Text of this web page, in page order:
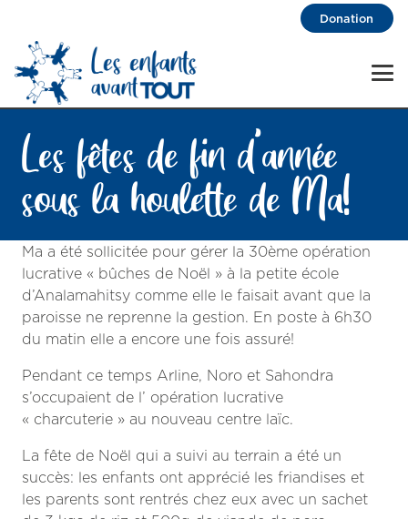
Donation
Les fêtes de fin d’année
sous la houlette de Ma!
Ma a été sollicitée pour gérer la 30ème opération
lucrative « bûches de Noël » à la petite école
d’Analamahitsy comme elle le faisait avant que la
paroisse ne reprenne la gestion. En poste à 6h30
du matin elle a encore une fois assuré!
Pendant ce temps Arline, Noro et Sahondra
s’occupaient de l’ opération lucrative
« charcuterie » au nouveau centre laïc.
La fête de Noël qui a suivi au terrain a été un
succès: les enfants ont apprécié les friandises et
les parents sont rentrés chez eux avec un sachet